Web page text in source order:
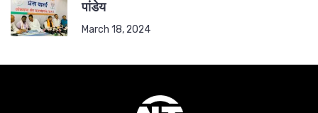
पांडेय
March 18, 2024